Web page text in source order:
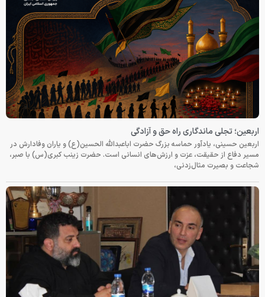
اربعین؛ تجلی ماندگاری راه حق و آزادگی
اربعین حسینی، یادآور حماسه بزرگ حضرت اباعبدالله الحسین(ع) و یاران وفادارش در
مسیر دفاع از حقیقت، عزت و ارزش‌های انسانی است. حضرت زینب کبری(س) با صبر،
شجاعت و بصیرت مثال‌زدنی،